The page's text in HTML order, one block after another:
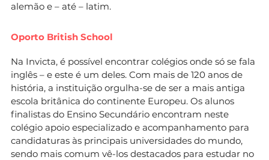
alemão e – até – latim.
Oporto British School
Na Invicta, é possível encontrar colégios onde só se fala
inglês – e este é um deles. Com mais de 120 anos de
história, a instituição orgulha-se de ser a mais antiga
escola britânica do continente Europeu. Os alunos
finalistas do Ensino Secundário encontram neste
colégio apoio especializado e acompanhamento para
candidaturas às principais universidades do mundo,
sendo mais comum vê-los destacados para estudar no